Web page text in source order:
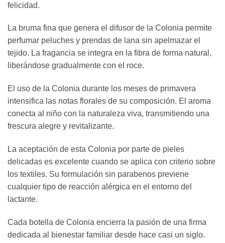
felicidad.
La bruma fina que genera el difusor de la Colonia permite
perfumar peluches y prendas de lana sin apelmazar el
tejido. La fragancia se integra en la fibra de forma natural,
liberándose gradualmente con el roce.
El uso de la Colonia durante los meses de primavera
intensifica las notas florales de su composición. El aroma
conecta al niño con la naturaleza viva, transmitiendo una
frescura alegre y revitalizante.
La aceptación de esta Colonia por parte de pieles
delicadas es excelente cuando se aplica con criterio sobre
los textiles. Su formulación sin parabenos previene
cualquier tipo de reacción alérgica en el entorno del
lactante.
Cada botella de Colonia encierra la pasión de una firma
dedicada al bienestar familiar desde hace casi un siglo.